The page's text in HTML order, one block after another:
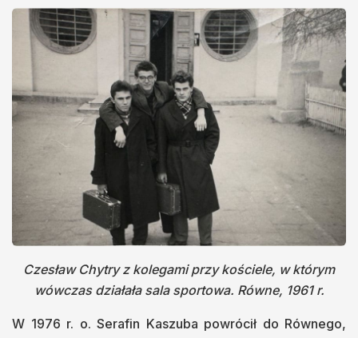
Czesław Chytry z kolegami przy kościele, w którym
wówczas działała sala sportowa. Równe, 1961 r.
W 1976 r. o. Serafin Kaszuba powrócił do Równego,